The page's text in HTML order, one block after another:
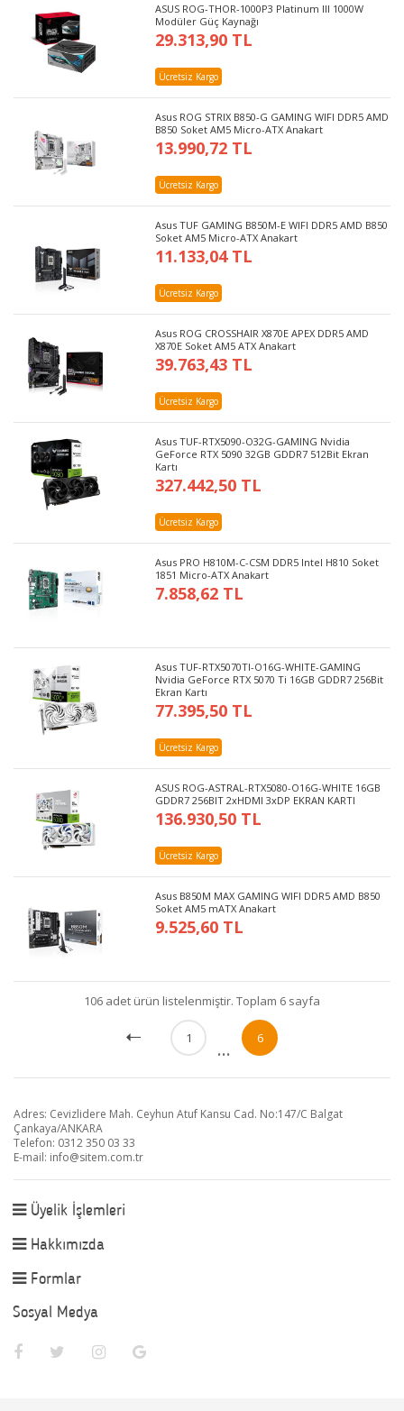
ASUS ROG-THOR-1000P3 Platinum III 1000W
Modüler Güç Kaynağı
29.313,90 TL
Ücretsiz Kargo
Asus ROG STRIX B850-G GAMING WIFI DDR5 AMD
B850 Soket AM5 Micro-ATX Anakart
13.990,72 TL
Ücretsiz Kargo
Asus TUF GAMING B850M-E WIFI DDR5 AMD B850
Soket AM5 Micro-ATX Anakart
11.133,04 TL
Ücretsiz Kargo
Asus ROG CROSSHAIR X870E APEX DDR5 AMD
X870E Soket AM5 ATX Anakart
39.763,43 TL
Ücretsiz Kargo
Asus TUF-RTX5090-O32G-GAMING Nvidia
GeForce RTX 5090 32GB GDDR7 512Bit Ekran
Kartı
327.442,50 TL
Ücretsiz Kargo
Asus PRO H810M-C-CSM DDR5 Intel H810 Soket
1851 Micro-ATX Anakart
7.858,62 TL
Asus TUF-RTX5070TI-O16G-WHITE-GAMING
Nvidia GeForce RTX 5070 Ti 16GB GDDR7 256Bit
Ekran Kartı
77.395,50 TL
Ücretsiz Kargo
ASUS ROG-ASTRAL-RTX5080-O16G-WHITE 16GB
GDDR7 256BIT 2xHDMI 3xDP EKRAN KARTI
136.930,50 TL
Ücretsiz Kargo
Asus B850M MAX GAMING WIFI DDR5 AMD B850
Soket AM5 mATX Anakart
9.525,60 TL
106 adet ürün listelenmiştir. Toplam 6 sayfa
1 ... 6
Adres: Cevizlidere Mah. Ceyhun Atuf Kansu Cad. No:147/C Balgat
Çankaya/ANKARA
Telefon: 0312 350 03 33
E-mail: info@sitem.com.tr
Üyelik İşlemleri
Hakkımızda
Formlar
Sosyal Medya